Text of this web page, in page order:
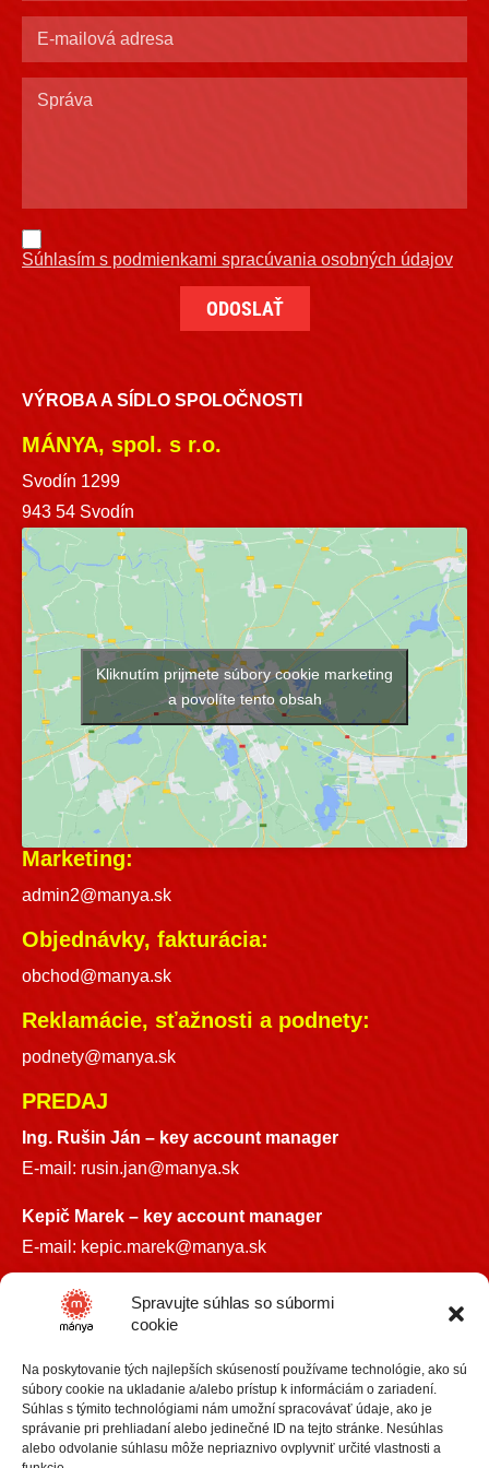
Spravujte súhlas so súbormi
cookie
Na poskytovanie tých najlepších skúseností používame technológie, ako sú
súbory cookie na ukladanie a/alebo prístup k informáciám o zariadení.
Súhlas s týmito technológiami nám umožní spracovávať údaje, ako je
správanie pri prehliadaní alebo jedinečné ID na tejto stránke. Nesúhlas
alebo odvolanie súhlasu môže nepriaznivo ovplyvniť určité vlastnosti a
Súhlasím s podmienkami spracúvania osobných údajov
VÝROBA A SÍDLO SPOLOČNOSTI
MÁNYA, spol. s r.o.
Svodín 1299
943 54 Svodín
Kliknutím prijmete súbory cookie marketing
a povolíte tento obsah
Marketing:
admin2@manya.sk
Objednávky, fakturácia:
obchod@manya.sk
Reklamácie, sťažnosti a podnety:
podnety@manya.sk
PREDAJ
Ing. Rušin Ján – key account manager
E-mail: rusin.jan@manya.sk
Kepič Marek – key account manager
E-mail: kepic.marek@manya.sk
+421 918 841899
info@manya.sk